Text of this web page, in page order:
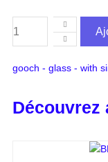
gooch - glass - with
Découvrez